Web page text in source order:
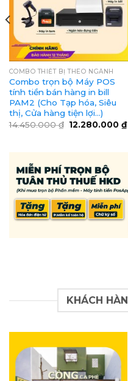
COMBO THIẾT BỊ THEO NGÀNH
Combo trọn bộ Máy POS
tính tiền bán hàng in bill
PAM2 (Cho Tạp hóa, Siêu
thị, Cửa hàng tiện lợi…)
14.450.000₫ 12.280.000 ₫
KHÁCH